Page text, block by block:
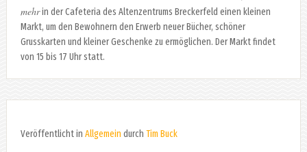
mehrin der Cafeteria des Altenzentrums Breckerfeld einen kleinen
Markt, um den Bewohnern den Erwerb neuer Bücher, schöner
Grusskarten und kleiner Geschenke zu ermöglichen. Der Markt findet
von 15 bis 17 Uhr statt.
Veröffentlicht in Allgemein durch Tim Buck